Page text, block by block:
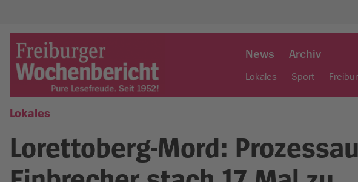
content
Freiburger Wochenbericht
News Archiv
Lokales Sport
Lokales
Lorettoberg-Mord: